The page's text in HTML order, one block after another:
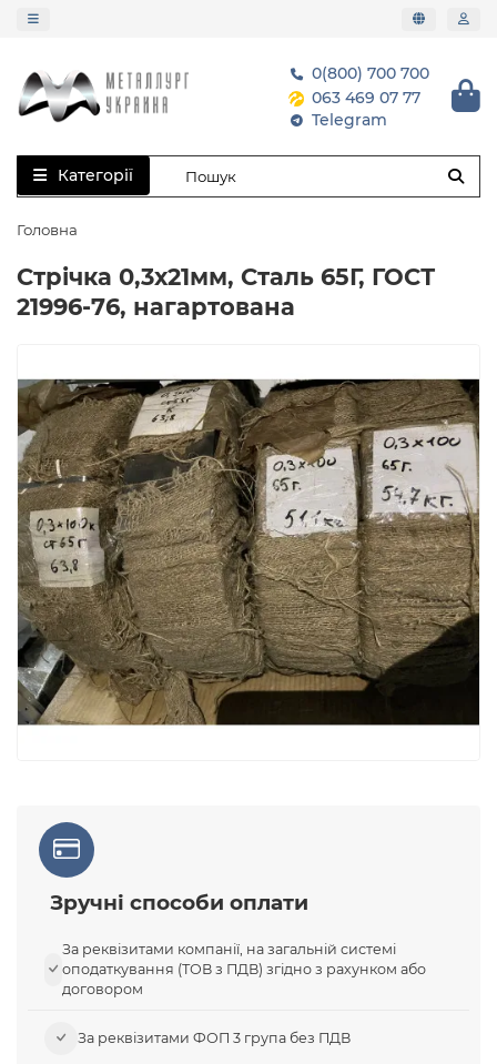
0(800) 700 700
063 469 07 77
Telegram
Категорії
Головна
Стрічка 0,3х21мм, Сталь 65Г, ГОСТ
21996-76, нагартована
Зручні способи оплати
За реквізитами компанії, на загальній системі
оподаткування (ТОВ з ПДВ) згідно з рахунком або
договором
За реквізитами ФОП 3 група без ПДВ